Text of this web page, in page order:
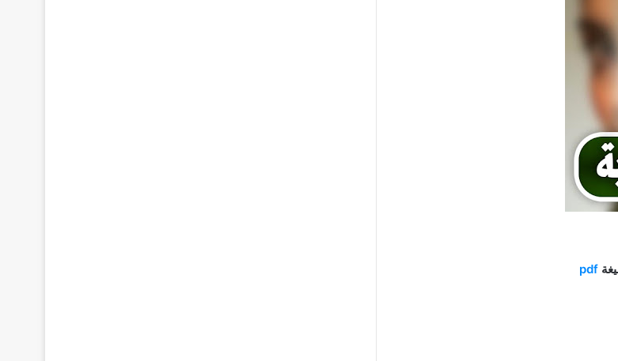
pdf